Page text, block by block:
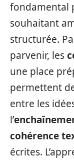
fondamental
souhaitant
structurée.
parvenir, les
une place
permettent
entre les
l’
cohérence
écrites.